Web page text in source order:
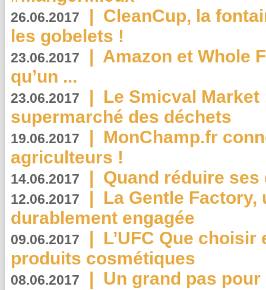
26.06.2017 | CleanCup, la
les gobelets !
23.06.2017 | Amazon et Whole
qu’un ...
23.06.2017 | Le Smicval
supermarché des déchets
19.06.2017 | MonChamp.fr
agriculteurs !
14.06.2017 | Quand réduire
12.06.2017 | La Gentle
durablement engagée
09.06.2017 | L’UFC Que
produits cosmétiques
08.06.2017 | Un grand pas